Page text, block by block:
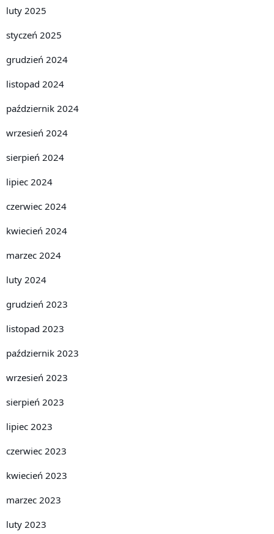
luty 2025
styczeń 2025
grudzień 2024
listopad 2024
październik 2024
wrzesień 2024
sierpień 2024
lipiec 2024
czerwiec 2024
kwiecień 2024
marzec 2024
luty 2024
grudzień 2023
listopad 2023
październik 2023
wrzesień 2023
sierpień 2023
lipiec 2023
czerwiec 2023
kwiecień 2023
marzec 2023
luty 2023